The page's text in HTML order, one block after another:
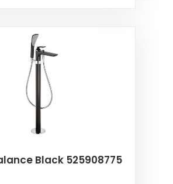
Black 525908775